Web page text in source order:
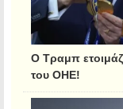
Ο Τραμπ
του ΟΗΕ!